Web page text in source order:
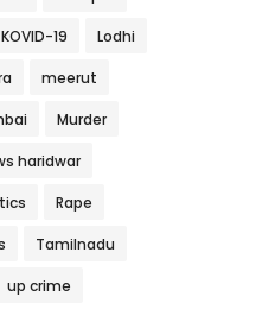
KOVID-19 Lodhi
meerut
Murder
haridwar
Rape
Tamilnadu
up crime